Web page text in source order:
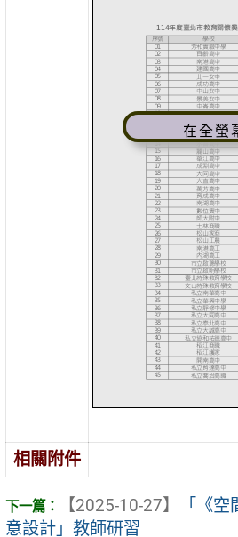
在全螢
相關附件
【2025-10-27】
「《
意設計」教師研習